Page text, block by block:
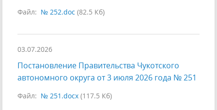
Файл: № 252.doc (82.5 Кб)
03.07.2026
Постановление Правительства Чукотского
автономного округа от 3 июля 2026 года № 251
Файл: № 251.docx (117.5 Кб)